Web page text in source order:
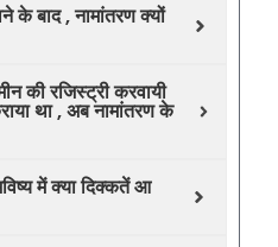
के बाद , नामांतरण क्यों
की रजिस्ट्री करवायी
था , अब नामांतरण के
में क्या दिक्कतें आ